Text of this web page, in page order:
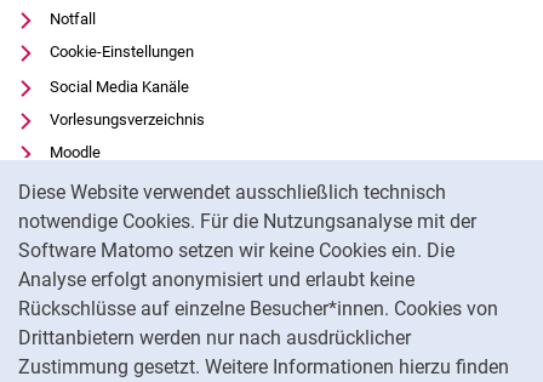
Diese Website verwendet ausschließlich technisch
notwendige Cookies. Für die Nutzungsanalyse mit der
Software Matomo setzen wir keine Cookies ein. Die
Analyse erfolgt anonymisiert und erlaubt keine
Rückschlüsse auf einzelne Besucher*innen. Cookies von
Drittanbietern werden nur nach ausdrücklicher
Zustimmung gesetzt. Weitere Informationen hierzu finden
Notfall
Cookie-Einstellungen
Social Media Kanäle
Vorlesungsverzeichnis
Moodle
Panopto
Universitätsbibliothek
Datenschutz
Barrierefreiheit
Transparenter KI-Einsatz